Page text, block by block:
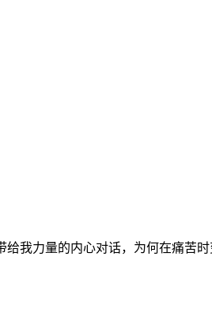
我力量的内心对话，为何在痛苦